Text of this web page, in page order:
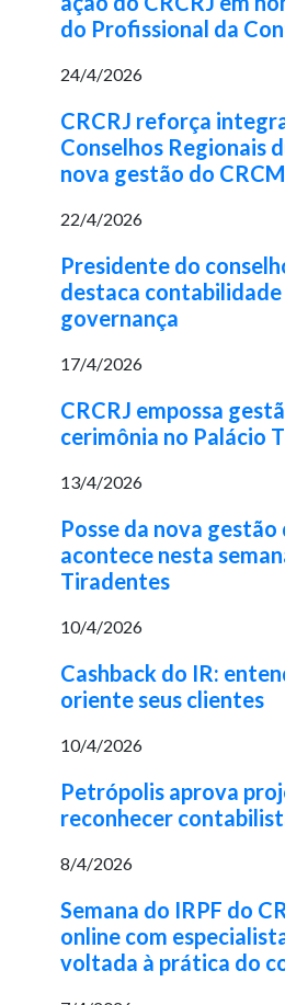
do Profissional da
24/4/2026
CRCRJ reforça
Conselhos Regionais
nova gestão do
22/4/2026
Presidente do
destaca
governança
17/4/2026
CRCRJ empossa
cerimônia no Palácio
13/4/2026
Posse da nova gestão
acontece nesta
Tiradentes
10/4/2026
Cashback do IR:
oriente seus clientes
10/4/2026
Petrópolis aprova
reconhecer
8/4/2026
Semana do IRPF do
online com
voltada à prática do